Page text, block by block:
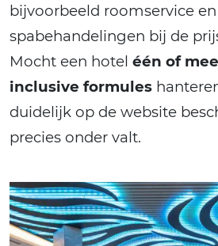
bijvoorbeeld roomservice
spabehandelingen bij de
Mocht een hotel één of
inclusive formules
duidelijk op de website
precies onder valt.